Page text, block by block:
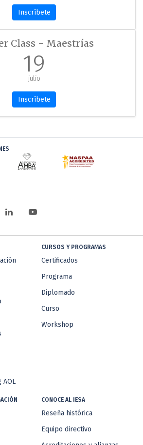
Inscríbete
Class - Maestrías
19
julio
Inscríbete
AOL
CURSOS Y PROGRAMAS
Certificados
Programa
Diplomado
Curso
Workshop
CONOCE AL IESA
Reseña histórica
Equipo directivo